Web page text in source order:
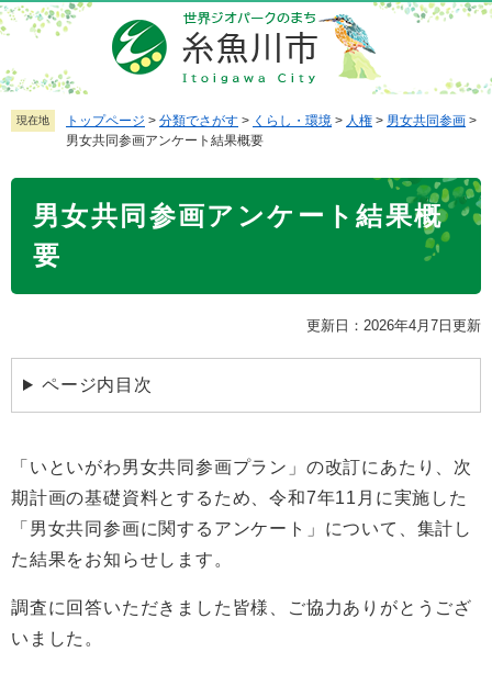
ペ
ー
ジ
の
先
メ
ニ
ュ
ー
を現在地 トップページ > 分類でさがす > くらし・環境 > 人権 > 男女共同参画 >
男女共同参画アンケート結果概要
男女共同参画アンケート結果概
要
更新日：2026年4月7日更新
ページ内目次
「いといがわ男女共同参画プラン」の改訂にあたり、次
期計画の基礎資料とするため、令和7年11月に実施した
「男女共同参画に関するアンケート」について、集計し
た結果をお知らせします。
調査に回答いただきました皆様、ご協力ありがとうござ
いました。